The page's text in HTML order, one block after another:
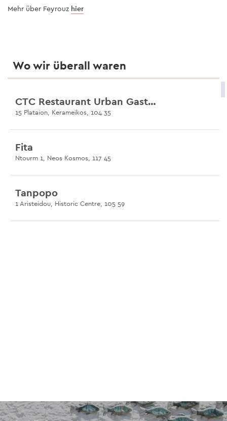
Mehr über Feyrouz hier
Wo wir überall waren
CTC Restaurant Urban Gastronomy
15 Plataion, Kerameikos, 104 35
Fita
Ntourm 1, Neos Kosmos, 117 45
Tanpopo
1 Aristeidou, Historic Centre, 105 59